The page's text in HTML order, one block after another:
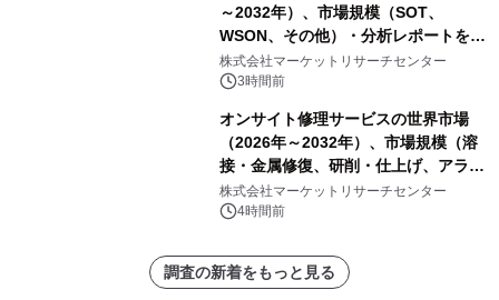
～2032年）、市場規模（SOT、
WSON、その他）・分析レポートを発
表
株式会社マーケットリサーチセンター
3時間前
オンサイト修理サービスの世界市場
（2026年～2032年）、市場規模（溶
接・金属修復、研削・仕上げ、アライ
メント、その他）・分析レポートを発
表
株式会社マーケットリサーチセンター
4時間前
調査の新着をもっと見る